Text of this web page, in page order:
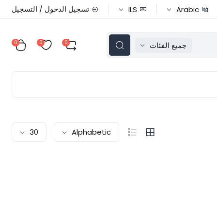
Arabic
ILS تسجيل الدخول / التسجيل
جميع الفئات 0
0
0
Alphabetic
30